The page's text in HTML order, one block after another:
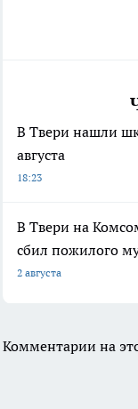
В Твери нашли
августа
18:23
В Твери на
сбил пожилого
2 августа
Комментарии на